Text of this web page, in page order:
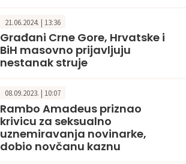
21.06.2024. | 13:36
Građani Crne Gore, Hrvatske i
BiH masovno prijavljuju
nestanak struje
08.09.2023. | 10:07
Rambo Amadeus priznao
krivicu za seksualno
uznemiravanja novinarke,
dobio novčanu kaznu